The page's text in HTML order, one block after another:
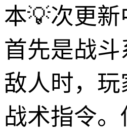
本💡次更
首先是战
敌人时，
战术指令